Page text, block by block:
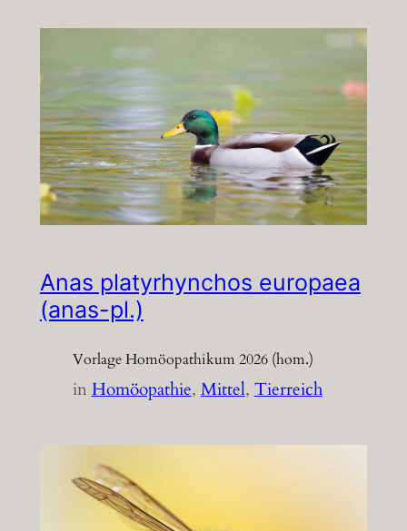
Anas platyrhynchos europaea
(anas-pl.)
Vorlage Homöopathikum 2026 (hom.)
inHomöopathie, Mittel, Tierreich